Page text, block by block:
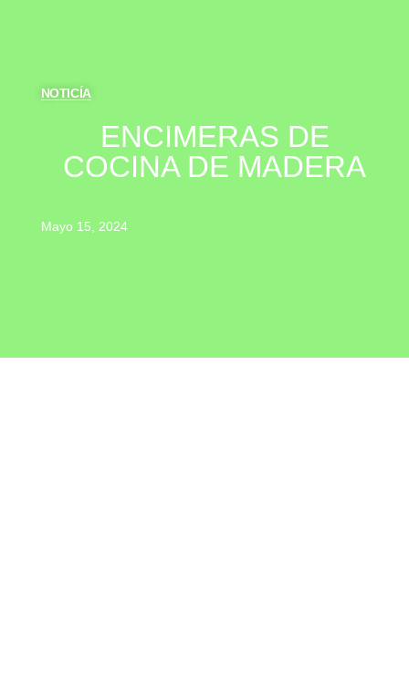
NOTICÍA
ENCIMERAS DE
COCINA DE MADERA
Mayo 15, 2024